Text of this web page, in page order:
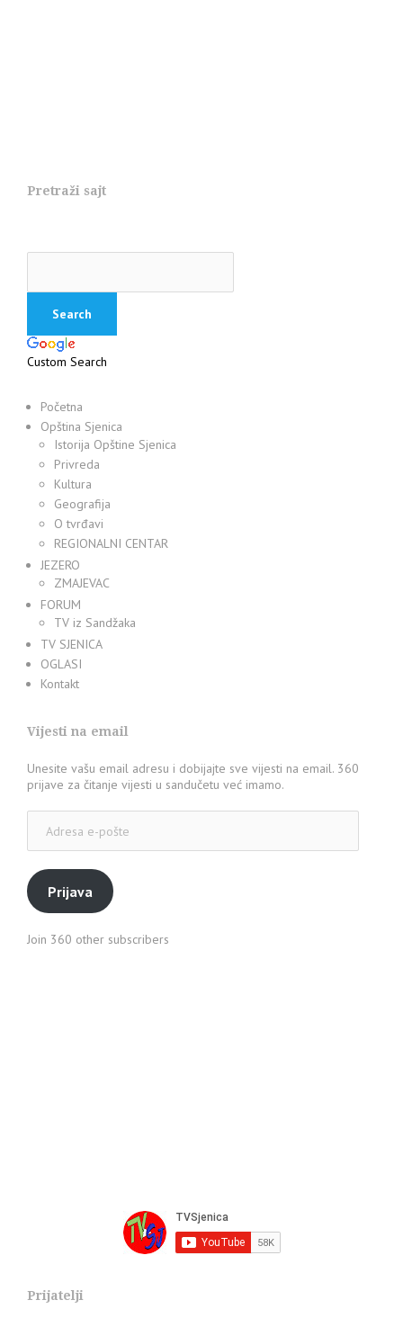
Pretraži sajt
Custom Search
Početna
Opština Sjenica
Istorija Opštine Sjenica
Privreda
Kultura
Geografija
O tvrđavi
REGIONALNI CENTAR
JEZERO
ZMAJEVAC
FORUM
TV iz Sandžaka
TV SJENICA
OGLASI
Kontakt
Vijesti na email
Unesite vašu email adresu i dobijajte sve vijesti na email. 360
prijave za čitanje vijesti u sandučetu već imamo.
pošte
Prijava
Join 360 other subscribers
Prijatelji